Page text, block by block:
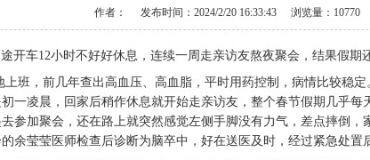
作者： 发布时间：2024/2/20 16:33:43 浏览量：10770
开车12小时不好好休息，连续一周走亲访友熬夜聚会，结果假期
上班，前几年查出高血压、高血脂，平时用药控制，病情比较稳
一凌晨，回家后稍作休息就开始走亲访友，整个春节假期几乎每
参加聚会，还在路上就突然感觉左侧手脚没有力气，差点摔倒
余莹莹医师检查后诊断为脑卒中，好在送医及时，经过紧急处置